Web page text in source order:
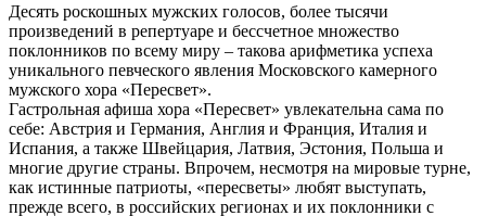
Десять роскошных мужских голосов, более тысячи
произведений в репертуаре и бессчетное множество
поклонников по всему миру – такова арифметика успеха
уникального певческого явления Московского камерного
мужского хора «Пересвет».
Гастрольная афиша хора «Пересвет» увлекательна сама по
себе: Австрия и Германия, Англия и Франция, Италия и
Испания, а также Швейцария, Латвия, Эстония, Польша и
многие другие страны. Впрочем, несмотря на мировые турне,
как истинные патриоты, «пересветы» любят выступать,
прежде всего, в российских регионах и их поклонники с